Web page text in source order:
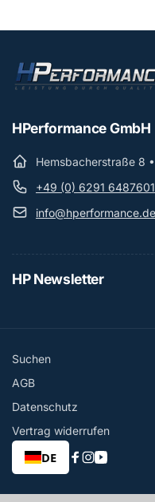
HPerformance GmbH
Hemsbacherstraße 8
+49 (0) 6291 6487601
info@hperformance.de
HP Newsletter
Suchen
AGB
Datenschutz
Vertrag widerrufen
DE
Facebook
Instagram
YouTube